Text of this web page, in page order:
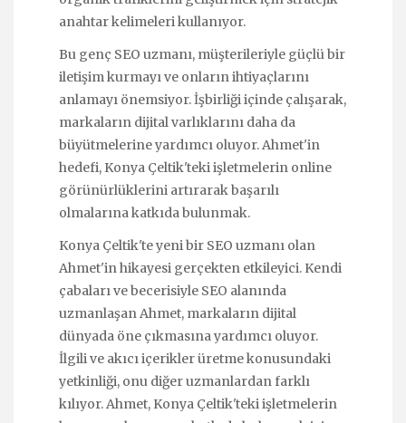
anahtar kelimeleri kullanıyor.
Bu genç SEO uzmanı, müşterileriyle güçlü bir
iletişim kurmayı ve onların ihtiyaçlarını
anlamayı önemsiyor. İşbirliği içinde çalışarak,
markaların dijital varlıklarını daha da
büyütmelerine yardımcı oluyor. Ahmet'in
hedefi, Konya Çeltik'teki işletmelerin online
görünürlüklerini artırarak başarılı
olmalarına katkıda bulunmak.
Konya Çeltik'te yeni bir SEO uzmanı olan
Ahmet'in hikayesi gerçekten etkileyici. Kendi
çabaları ve becerisiyle SEO alanında
uzmanlaşan Ahmet, markaların dijital
dünyada öne çıkmasına yardımcı oluyor.
İlgili ve akıcı içerikler üretme konusundaki
yetkinliği, onu diğer uzmanlardan farklı
kılıyor. Ahmet, Konya Çeltik'teki işletmelerin